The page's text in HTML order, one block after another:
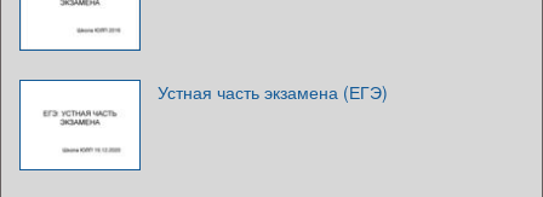
Устная часть экзамена (ЕГЭ)